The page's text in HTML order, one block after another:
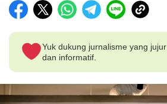
Yuk dukung jurnalisme yang jujur
dan informatif.